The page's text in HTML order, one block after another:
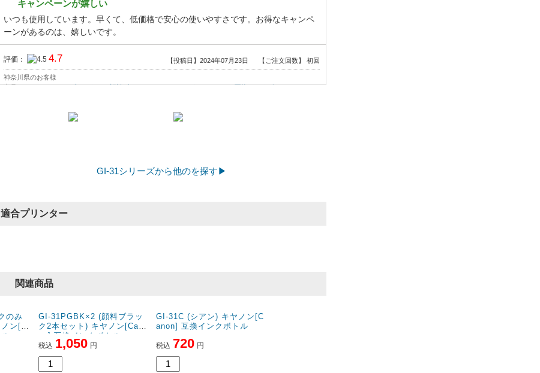
キャンペーンが嬉しい
いつも使用しています。早くて、低価格で安心の使いやすさです。お得なキャンペ
ーンがあるのは、嬉しいです。
評価： 4.7 【ご注文回数】 初回
【投稿日】2024年07月23日
神奈川県のお客様
商品：GI-31-4MP×2（ブラックのみ顔料4色セット x2セット) キヤノン[Canon]互換インクボトル
純正品はボトルの色を間 ...[続きを読む]
GI-31シリーズから他のを探す▶
適合プリンター
関連商品
GI-31PGBK×2 (顔料ブラッ
ク2本セット) キヤノン[Can
on] 互換インクボトル
税込 1,050 円
GI-31C (シアン) キヤノン[C
anon] 互換インクボトル
税込 720 円